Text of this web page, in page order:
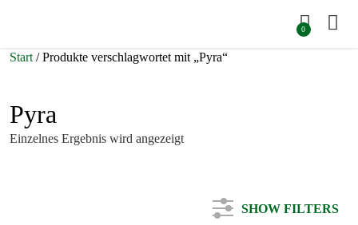
0
Start / Produkte verschlagwortet mit „Pyra“
Pyra
Einzelnes Ergebnis wird angezeigt
SHOW FILTERS